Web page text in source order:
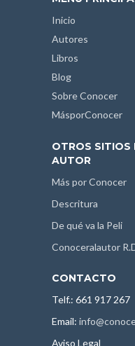
Inicio
Autores
Libros
Blog
Sobre Conocer
MásporConocer
OTROS SITIOS
AUTOR
Más por Conocer
Descritura
De qué va la Peli
Conoceralautor
CONTACTO
Telf.: 661 917 267
Email:
Aviso Legal